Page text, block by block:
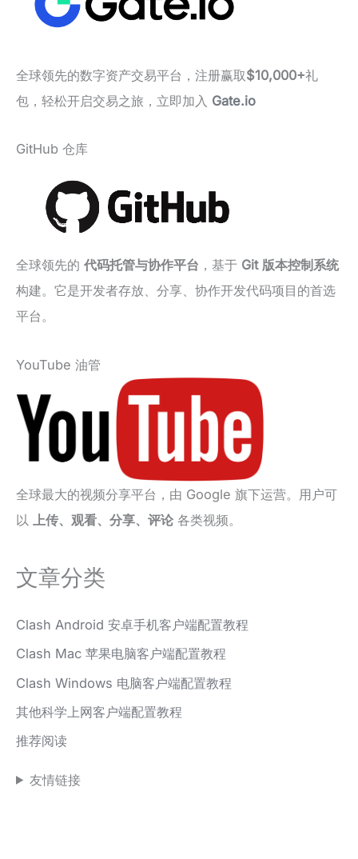
全球领先的数字资产交易平台，注册赢取$10,000+礼
包，轻松开启交易之旅，立即加入 Gate.io
GitHub 仓库
全球领先的 代码托管与协作平台 ，基于 Git 版本控制系统
构建。它是开发者存放、分享、协作开发代码项目的首选
平台。
YouTube 油管
全球最大的视频分享平台，由 Google 旗下运营。用户可
以
上传、观看、分享、评论 各类视频。
文章分类
Clash Android 安卓手机客户端配置教程
Clash Mac 苹果电脑客户端配置教程
Clash Windows 电脑客户端配置教程
其他科学上网客户端配置教程
推荐阅读
友情链接